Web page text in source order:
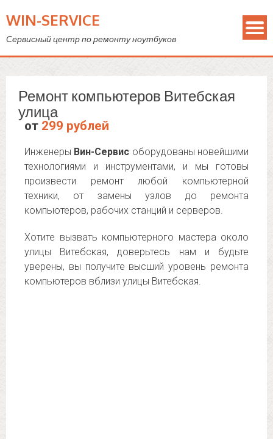
WIN-SERVICE
Сервисный центр по ремонту ноутбуков
Ремонт компьютеров Витебская
улица
от 299 рублей
Инженеры Вин-Сервис оборудованы новейшими
технологиями и инструментами, и мы готовы
произвести ремонт любой компьютерной
техники, от замены узлов до ремонта
компьютеров, рабочих станций и серверов.
Хотите вызвать компьютерного мастера около
улицы Витебская, доверьтесь нам и будьте
уверены, вы получите высший уровень ремонта
компьютеров вблизи улицы Витебская.